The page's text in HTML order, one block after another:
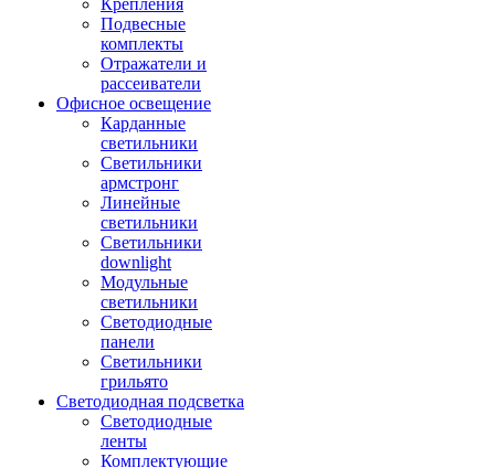
Крепления
Подвесные
комплекты
Отражатели и
рассеиватели
Офисное освещение
Карданные
светильники
Светильники
армстронг
Линейные
светильники
Светильники
downlight
Модульные
светильники
Светодиодные
панели
Светильники
грильято
Светодиодная подсветка
Светодиодные
ленты
Комплектующие